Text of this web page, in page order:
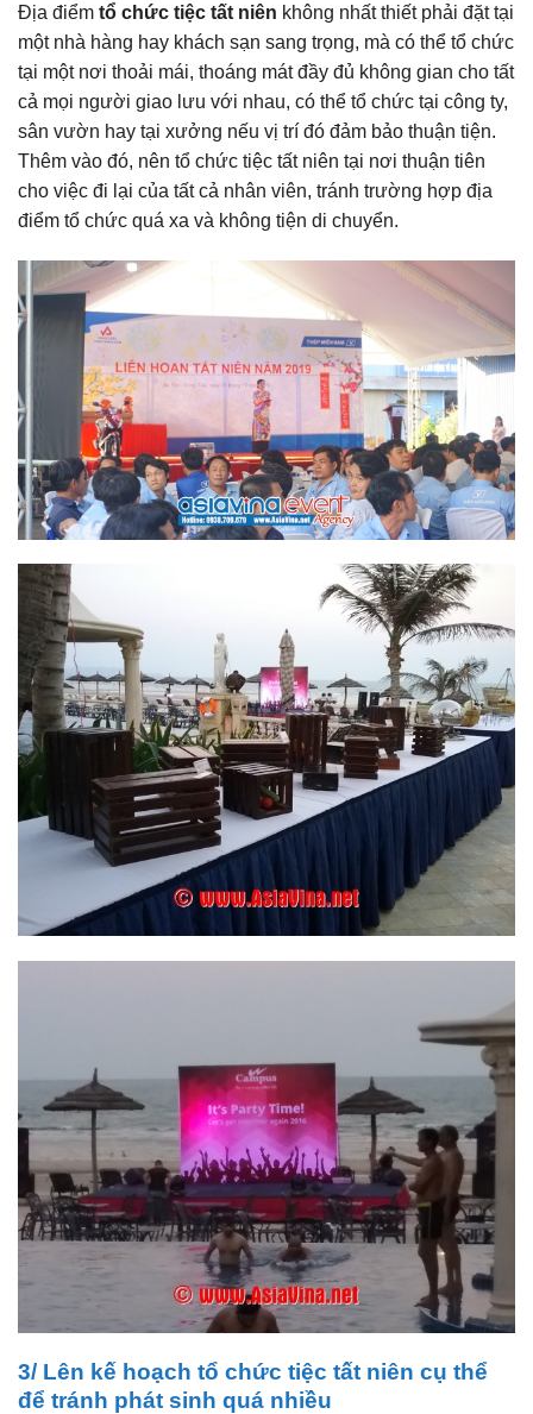
Địa điểm tổ chức tiệc tất niên không nhất thiết phải đặt tại
một nhà hàng hay khách sạn sang trọng, mà có thể tổ chức
tại một nơi thoải mái, thoáng mát đầy đủ không gian cho tất
cả mọi người giao lưu với nhau, có thể tổ chức tại công ty,
sân vườn hay tại xưởng nếu vị trí đó đảm bảo thuận tiện.
Thêm vào đó, nên tổ chức tiệc tất niên tại nơi thuận tiên
cho việc đi lại của tất cả nhân viên, tránh trường hợp địa
điểm tổ chức quá xa và không tiện di chuyển.
3/ Lên kế hoạch tổ chức tiệc tất niên cụ thể
để tránh phát sinh quá nhiều